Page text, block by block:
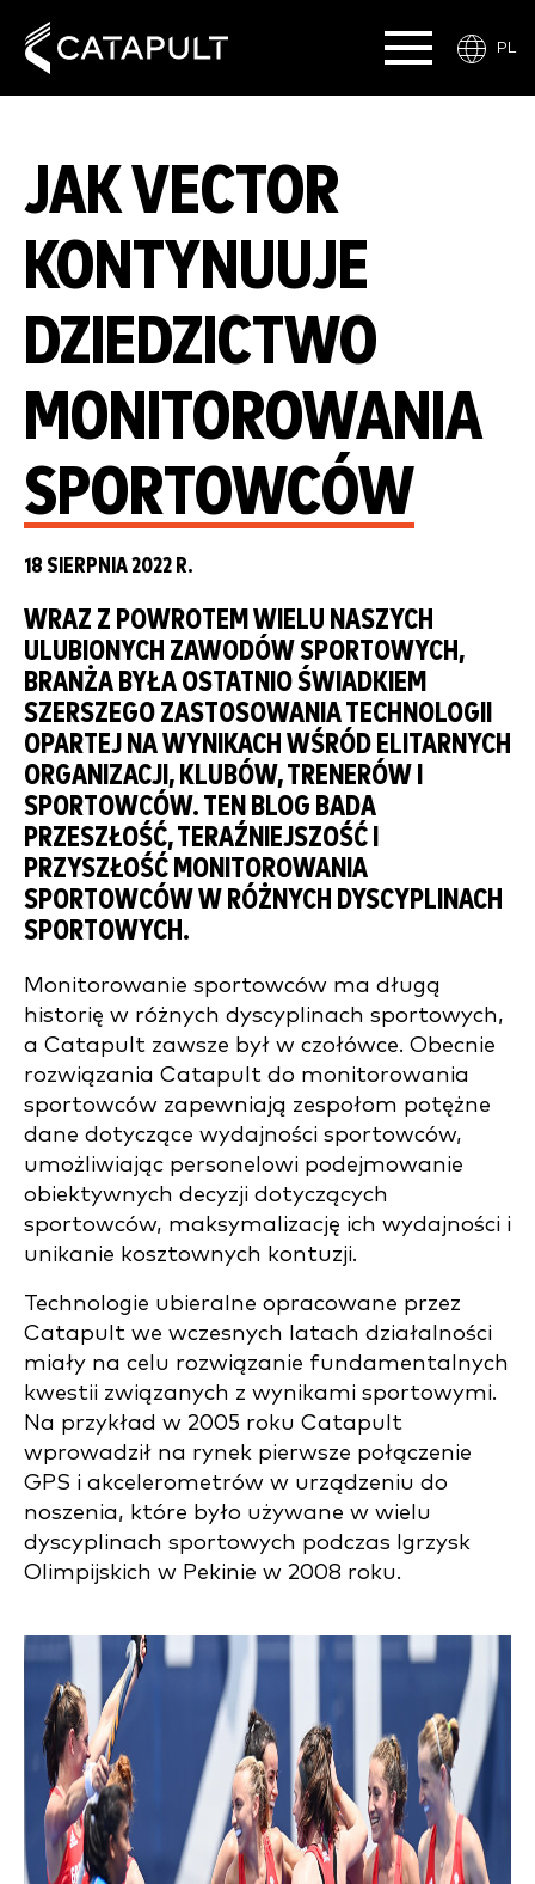
PL
JAK VECTOR
KONTYNUUJE
DZIEDZICTWO
MONITOROWANIA
SPORTOWCÓW
18 SIERPNIA 2022 R.
WRAZ Z POWROTEM WIELU NASZYCH
ULUBIONYCH ZAWODÓW SPORTOWYCH,
BRANŻA BYŁA OSTATNIO ŚWIADKIEM
SZERSZEGO ZASTOSOWANIA TECHNOLOGII
OPARTEJ NA WYNIKACH WŚRÓD ELITARNYCH
ORGANIZACJI, KLUBÓW, TRENERÓW I
SPORTOWCÓW. TEN BLOG BADA
PRZESZŁOŚĆ, TERAŹNIEJSZOŚĆ I
PRZYSZŁOŚĆ MONITOROWANIA
SPORTOWCÓW W RÓŻNYCH DYSCYPLINACH
SPORTOWYCH.
Monitorowanie sportowców ma długą
historię w różnych dyscyplinach sportowych,
a Catapult zawsze był w czołówce. Obecnie
rozwiązania Catapult do monitorowania
sportowców zapewniają zespołom potężne
dane dotyczące wydajności sportowców,
umożliwiając personelowi podejmowanie
obiektywnych decyzji dotyczących
sportowców, maksymalizację ich wydajności i
unikanie kosztownych kontuzji.
Technologie ubieralne opracowane przez
Catapult we wczesnych latach działalności
miały na celu rozwiązanie fundamentalnych
kwestii związanych z wynikami sportowymi.
Na przykład w 2005 roku Catapult
wprowadził na rynek pierwsze połączenie
GPS i akcelerometrów w urządzeniu do
noszenia, które było używane w wielu
dyscyplinach sportowych podczas Igrzysk
Olimpijskich w Pekinie w 2008 roku.